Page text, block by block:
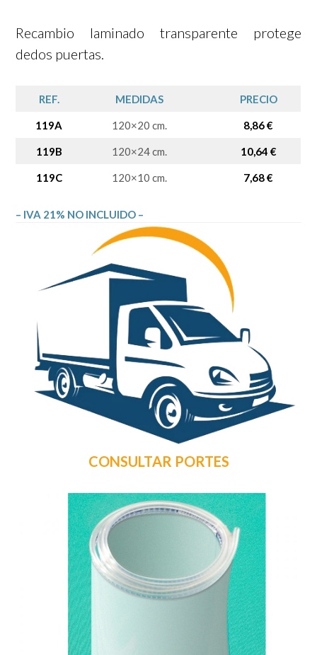
Recambio laminado transparente protege
dedos puertas.
REF. MEDIDAS PRECIO
119A 120×20 cm. 8,86 €
119B 120×24 cm. 10,64 €
119C 120×10 cm. 7,68 €
– IVA 21% NO INCLUIDO –
CONSULTAR PORTES